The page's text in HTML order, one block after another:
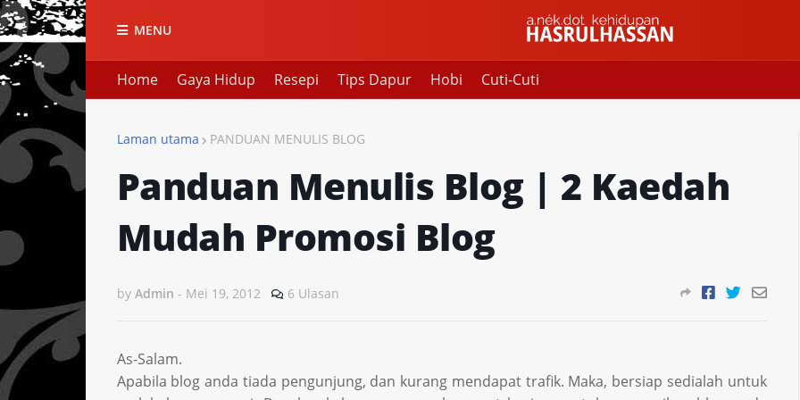
MENU
Home Gaya Hidup Resepi Tips Dapur Hobi Cuti-Cuti
Laman utama PANDUAN MENULIS BLOG
Panduan Menulis Blog | 2 Kaedah
Mudah Promosi Blog
by Admin - Mei 19, 2012 6 Ulasan
As-Salam.
Apabila blog anda tiada pengunjung, dan kurang mendapat trafik. Maka, bersiap sedialah untuk